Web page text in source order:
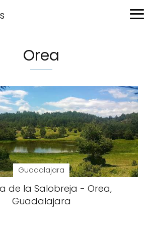
Orea
Guadalajara
de la Salobreja - Orea,
Guadalajara